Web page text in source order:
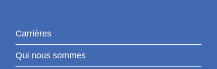
Carrières
Qui nous sommes